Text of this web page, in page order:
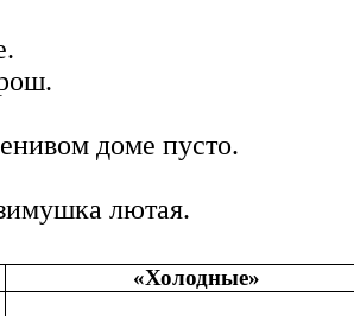
доме пусто.
лютая.
«Холодные»